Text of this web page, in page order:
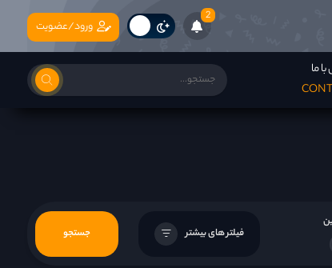
2
ما
ورود/عضویت
فیلتر های بیشتر جستجو